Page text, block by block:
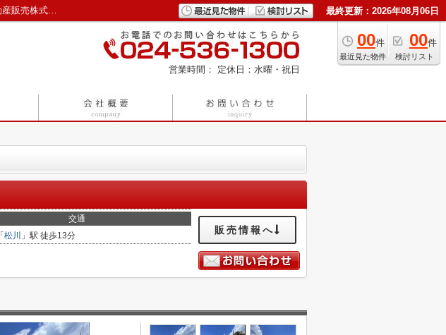
福島市松川町沼北 売地（Z） ☆建築条件なし☆有効土地面積広々...／ベルクライム不動産販売株式会社 最終更新：2026年08月06日
00件
最近見た物件
00件
検討リスト
営業時間： 定休日：水曜・祝日
交通
「 松川 」駅 徒歩13分 販売情報へ